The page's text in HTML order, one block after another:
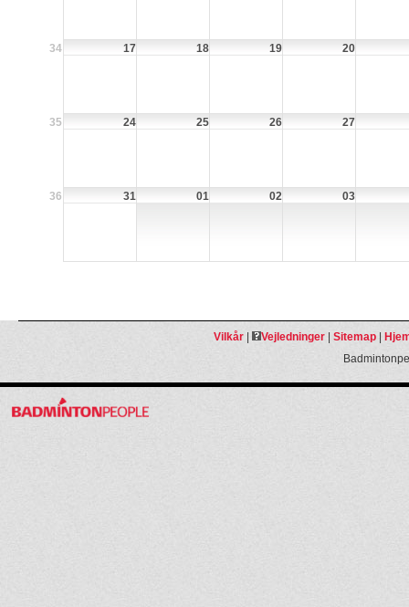
34 17 18 19 20
35 24 25 26 27
36 31 01 02 03
Vilkår| Vejledninger| Sitemap|